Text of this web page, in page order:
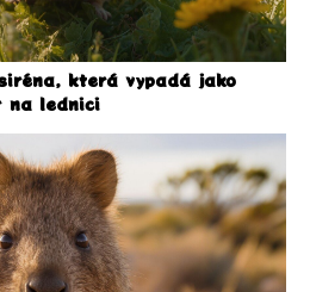
která vypadá jako
na lednici